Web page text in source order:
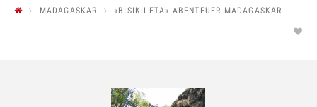
MADAGASKAR «BISIKILETA» ABENTEUER MADAGASKAR